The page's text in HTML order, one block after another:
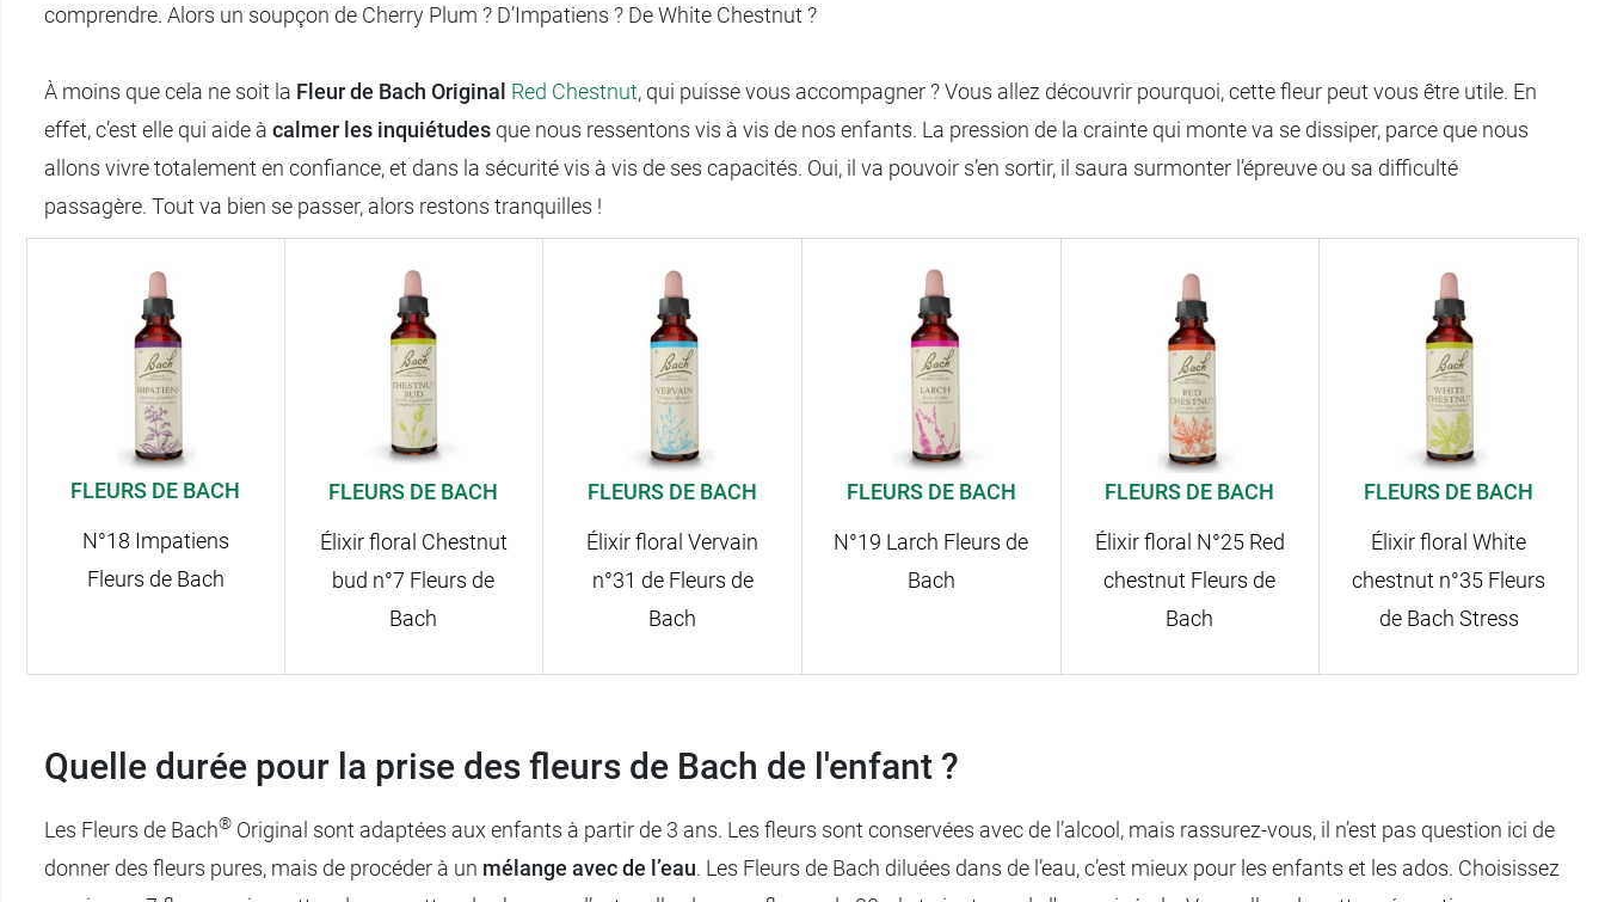
comprendre. Alors un soupçon de Cherry Plum ? D’Impatiens ? De White Chestnut ?
À moins que cela ne soit la Fleur de Bach Original Red Chestnut, qui puisse vous accompagner ? Vous allez découvrir pourquoi, cette fleur peut vous être utile. En
effet, c’est elle qui aide à calmer les inquiétudes que nous ressentons vis à vis de nos enfants. La pression de la crainte qui monte va se dissiper, parce que nous
allons vivre totalement en confiance, et dans la sécurité vis à vis de ses capacités. Oui, il va pouvoir s’en sortir, il saura surmonter l’épreuve ou sa difficulté
passagère. Tout va bien se passer, alors restons tranquilles !
FLEURS DE BACH
N°18 Impatiens
Fleurs de Bach
FLEURS DE BACH
Élixir floral Chestnut
bud n°7 Fleurs de
Bach
FLEURS DE BACH
Élixir floral Vervain
n°31 de Fleurs de
Bach
FLEURS DE BACH
N°19 Larch Fleurs de
Bach
FLEURS DE BACH
Élixir floral N°25 Red
chestnut Fleurs de
Bach
FLEURS DE BACH
Élixir floral White
chestnut n°35 Fleurs
de Bach Stress
Quelle durée pour la prise des fleurs de Bach de l'enfant ?
Les Fleurs de Bach® Original sont adaptées aux enfants à partir de 3 ans. Les fleurs sont conservées avec de l’alcool, mais rassurez-vous, il n’est pas question ici de
donner des fleurs pures, mais de procéder à un mélange avec de l’eau. Les Fleurs de Bach diluées dans de l’eau, c’est mieux pour les enfants et les ados. Choisissez